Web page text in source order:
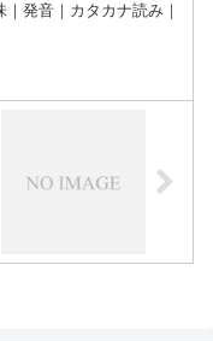
発音｜カタカナ読み｜